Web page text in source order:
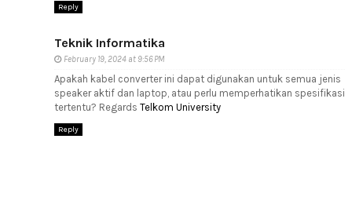
Reply
Teknik Informatika
February 19, 2024 at 9:56 PM
Apakah kabel converter ini dapat digunakan untuk semua jenis
speaker aktif dan laptop, atau perlu memperhatikan spesifikasi
tertentu? Regards Telkom University
Reply